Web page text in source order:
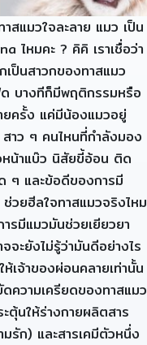
แมวใจละลาย แมว เป็น
ไหมคะ ? คิคิ เราเชื่อว่า
ป็นสาวกของทาสแมว
บางทีก็มีพฤติกรรมหรือ
ยครั้ง แค่มีน้องแมวอยู่
าว ๆ คนไหนที่กำลังมอง
หน้าแบ๊ว นิสัยขี้อ้อน ติด
ๆ และข้อดีของการมี
วยฮีลใจทาสแมวจริงไหม
รมีแมวมันช่วยเยียวยา
จะยังไม่รู้ว่ามันดีอย่างไร
ห้เจ้าของผ่อนคลายเท่านั้น
ความเครียดของทาสแมว
ตุ้นให้ร่างกายผลิตสาร
รัก) และสารเคมีตัวหนึ่ง